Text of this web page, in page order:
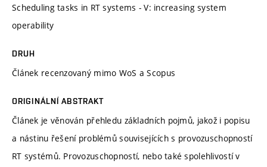
Scheduling tasks in RT systems - V: increasing system
operability
DRUH
Článek recenzovaný mimo WoS a Scopus
ORIGINÁLNÍ ABSTRAKT
Článek je věnován přehledu základních pojmů, jakož i popisu
a nástinu řešení problémů souvisejících s provozuschopností
RT systémů. Provozuschopností, nebo také spolehlivostí v